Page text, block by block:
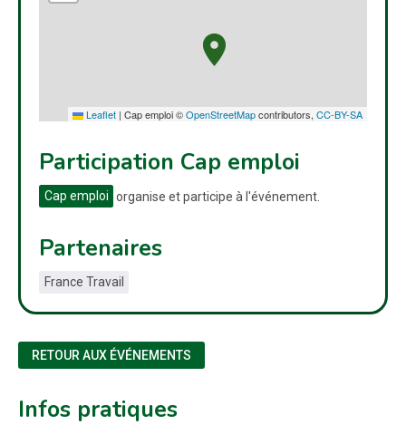
Leaflet | Cap emploi ©OpenStreetMapcontributors, CC-BY-SA
Participation Cap emploi
Cap emploi organise et participe à l'événement.
Partenaires
France Travail
RETOUR AUX ÉVÉNEMENTS
Infos pratiques